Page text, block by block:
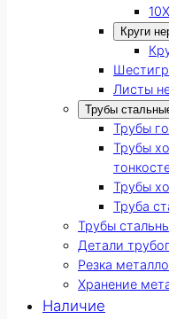
Круги
Листы
Трубы
Трубы
Трубы
Трубы
Труба
Трубы
Детали
Резка
Хранение
Наличие